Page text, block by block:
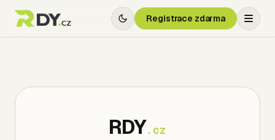
Registrace zdarma
RDY.cz